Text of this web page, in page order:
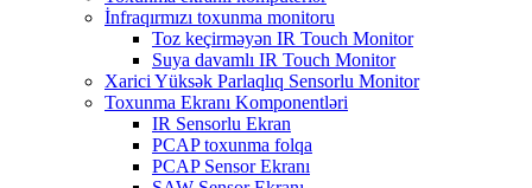
İnfraqırmızı toxunma monitoru
Toz keçirməyən IR Touch Monitor
Suya davamlı IR Touch Monitor
Xarici Yüksək Parlaqlıq Sensorlu Monitor
Toxunma Ekranı Komponentləri
IR Sensorlu Ekran
PCAP toxunma folqa
PCAP Sensor Ekranı